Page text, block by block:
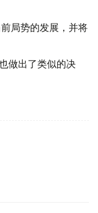
局势的发展，并将
做出了类似的决